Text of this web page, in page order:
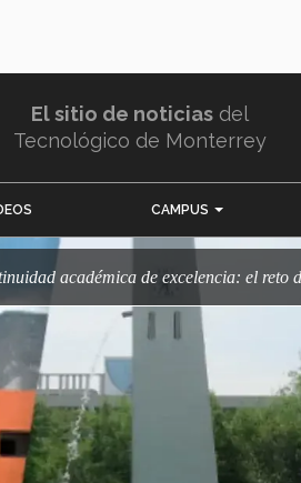
El sitio de noticias del
Tecnológico de Monterrey
CAMPUS
académica de excelencia: el reto